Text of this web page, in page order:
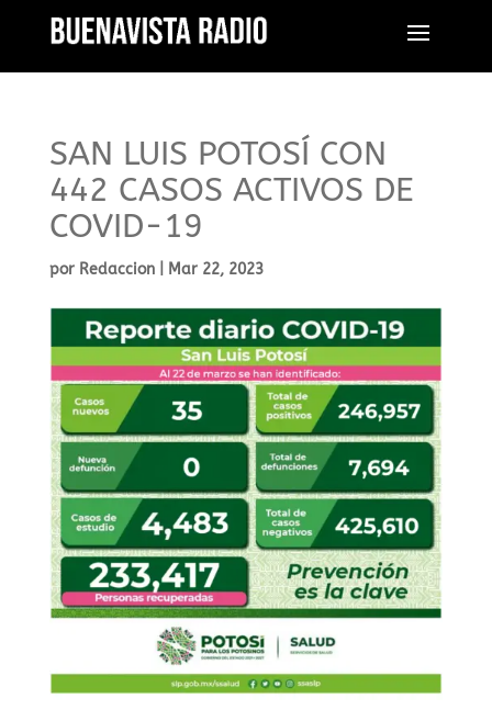
SAN LUIS POTOSÍ CON
442 CASOS ACTIVOS DE
COVID-19
por Redaccion| Mar 22, 2023